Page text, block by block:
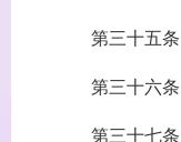
第三十五条
第三十六条
第三十七条